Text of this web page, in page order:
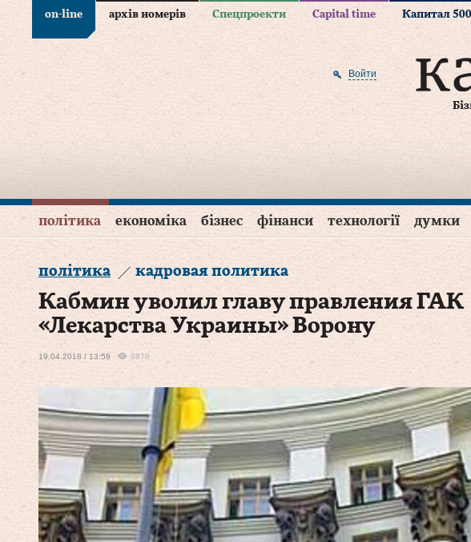
on-line архів номерів Спецпроекти Capital time Капитал 500
Войти
політика економіка бізнес фінанси технології думки
політика кадровая политика
Кабмин уволил главу правления ГАК
«Лекарства Украины» Ворону
19.04.2018 / 13:58 8878